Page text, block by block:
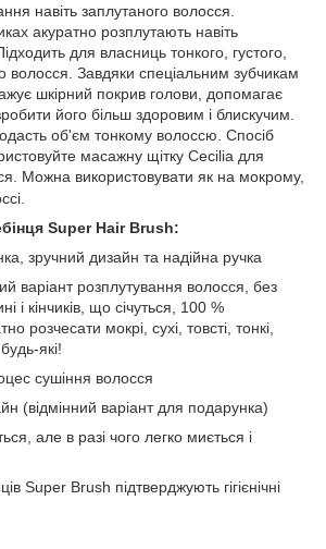
навіть заплутаного волосся.
акуратно розплутають навіть
для власниць тонкого, густого,
волосся. Завдяки спеціальним зубчикам
шкірний покрив голови, допомагає
його більш здоровим і блискучим.
об'єм тонкому волоссю. Спосіб
масажну щітку Cecilia для
Можна використовувати як на мокрому,
Super Hair Brush:
зручний дизайн та надійна ручка
варіант розплутування волосся, без
і кінчиків, що січуться, 100 %
розчесати мокрі, сухі, товсті, тонкі,
які!
сушіння волосся
(відмінний варіант для подарунка)
але в разі чого легко миється і
Super Brush підтверджують гігієнічні